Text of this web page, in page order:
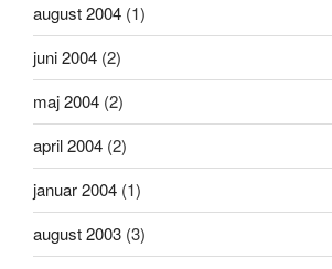
august 2004 (1)
juni 2004 (2)
maj 2004 (2)
april 2004 (2)
januar 2004 (1)
august 2003 (3)